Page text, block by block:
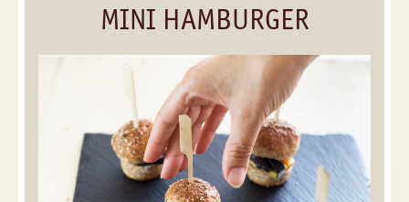
MINI HAMBURGER